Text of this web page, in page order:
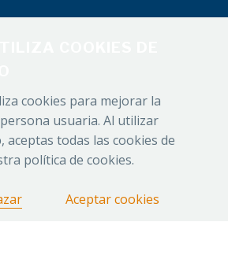
cookies para mejorar la
usuaria. Al utilizar
todas las cookies de
política de cookies.
Aceptar cookies